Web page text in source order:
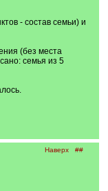
- состав семьи) и
(без места
семья из 5
Наверх ##